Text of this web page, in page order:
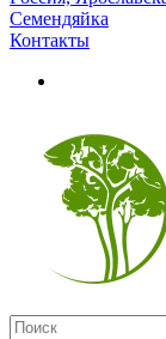
Семендяйка
Контакты